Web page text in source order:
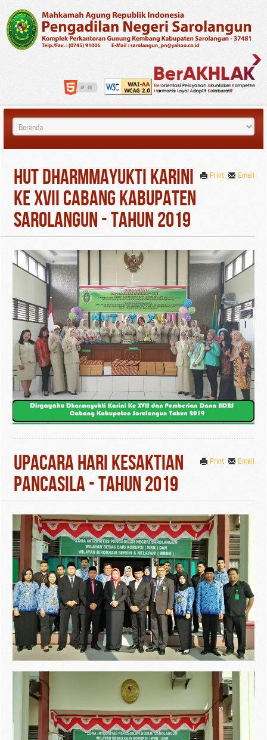
Email
Print
HUT Dharmmayukti Karini
Ke XVII Cabang Kabupaten
Sarolangun - Tahun 2019
Email
Print
Upacara Hari Kesaktian
Pancasila - Tahun 2019